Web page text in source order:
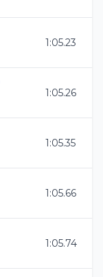
1:05.23
1:05.26
1:05.35
1:05.66
1:05.74